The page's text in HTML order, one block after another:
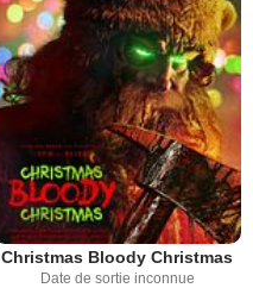
Christmas Bloody Christmas
Date de sortie inconnue